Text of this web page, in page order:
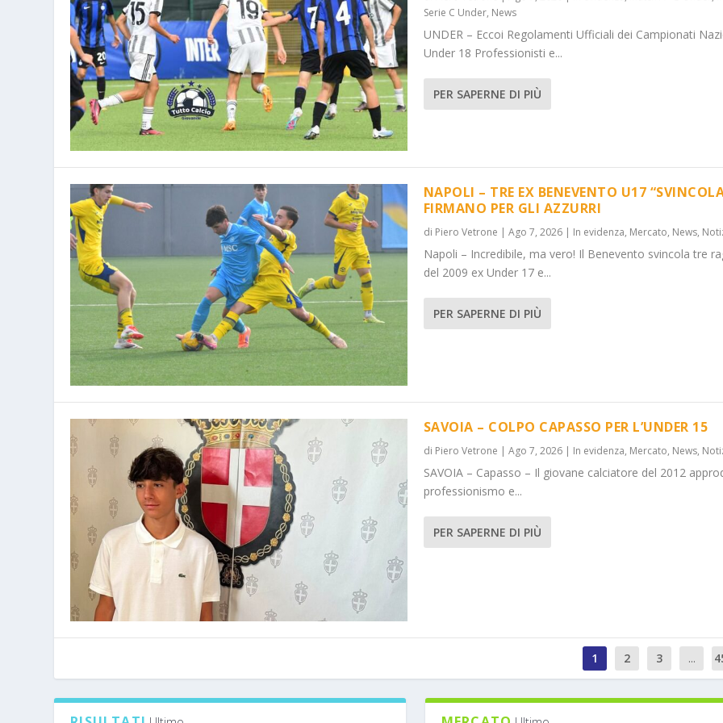
Serie C Under, News
UNDER – Eccoi Regolamenti Ufficiali dei Campionati
Under 18 Professionisti e...
PER SAPERNE DI PIÙ
NAPOLI – TRE EX BENEVENTO U17
FIRMANO PER GLI AZZURRI
di Piero Vetrone | Ago 7, 2026| In evidenza, Mercato, News,
Napoli – Incredibile, ma vero! Il Benevento svincola tre
del 2009 ex Under 17 e...
PER SAPERNE DI PIÙ
SAVOIA – COLPO CAPASSO PER L’UNDER 15
di Piero Vetrone | Ago 7, 2026| In evidenza, Mercato, News,
SAVOIA – Capasso – Il giovane calciatore del 2012
professionismo e...
PER SAPERNE DI PIÙ
1 2 3 ...